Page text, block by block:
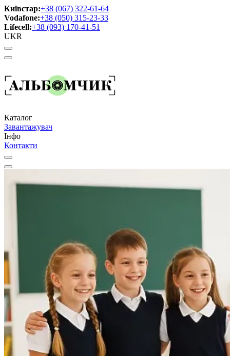
Київстар:+38 (067) 322-61-64
Vodafone:+38 (050) 315-23-33
Lifecell:+38 (093) 170-41-51
UKR
Каталог
Завантажувач
Інфо
Контакти